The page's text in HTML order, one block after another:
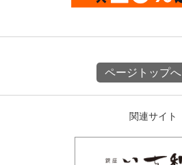
ページトップへ
関連サイト